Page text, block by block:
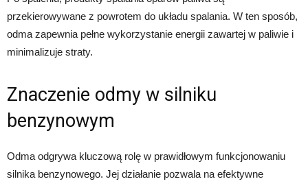
przekierowywane z powrotem do układu spalania. W ten sposób,
odma zapewnia pełne wykorzystanie energii zawartej w paliwie i
minimalizuje straty.
Znaczenie odmy w silniku
benzynowym
Odma odgrywa kluczową rolę w prawidłowym funkcjonowaniu
silnika benzynowego. Jej działanie pozwala na efektywne